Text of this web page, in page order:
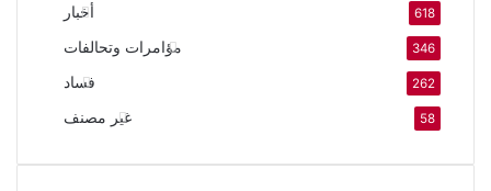
أخبار 618
مؤامرات وتحالفات 346
فساد 262
غير مصنف 58